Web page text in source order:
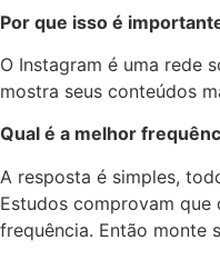
Por que isso é
O Instagram é uma rede
mostra seus conteúdos
Qual é a melhor
A resposta é simples,
Estudos comprovam
frequência. Então monte